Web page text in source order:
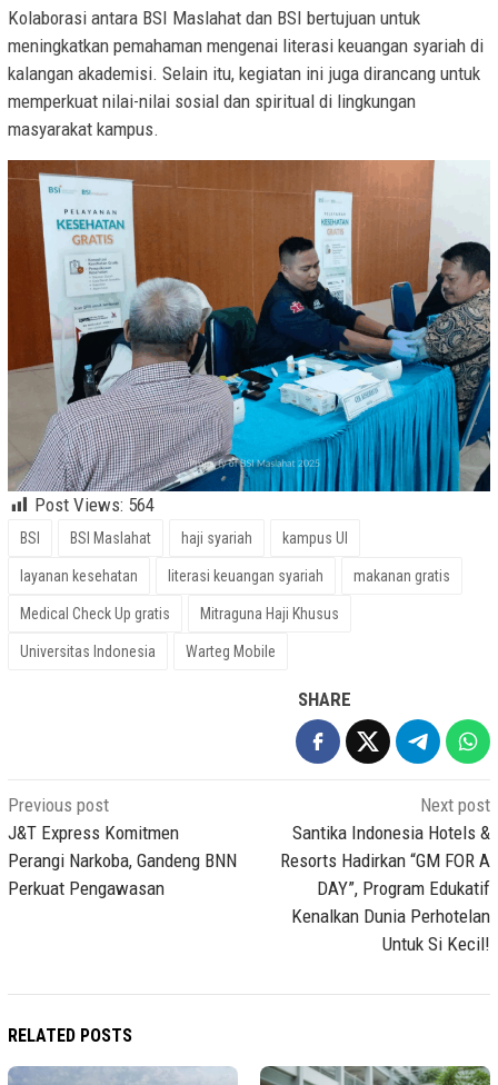
Kolaborasi antara BSI Maslahat dan BSI bertujuan untuk
meningkatkan pemahaman mengenai literasi keuangan syariah di
kalangan akademisi. Selain itu, kegiatan ini juga dirancang untuk
memperkuat nilai-nilai sosial dan spiritual di lingkungan
masyarakat kampus.
Post Views: 564
BSI BSI Maslahat haji syariah kampus UI
layanan kesehatan literasi keuangan syariah makanan gratis
Medical Check Up gratis Mitraguna Haji Khusus
Universitas Indonesia Warteg Mobile
SHARE
Post
navigation
Previous post
J&T Express Komitmen
Perangi Narkoba, Gandeng BNN
Perkuat Pengawasan
Next post
Santika Indonesia Hotels &
Resorts Hadirkan “GM FOR A
DAY”, Program Edukatif
Kenalkan Dunia Perhotelan
Untuk Si Kecil!
RELATED POSTS